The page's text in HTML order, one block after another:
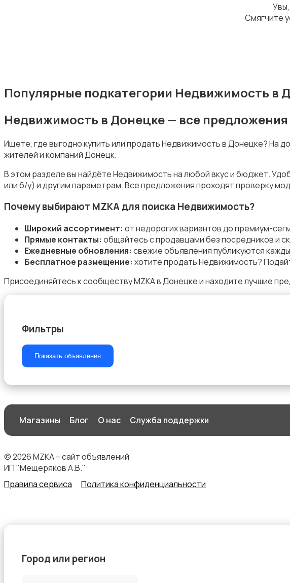
Аренда квартиры посуточно
Аренда комнаты посуточно
Аренда дома посуточно
Прочие строения
Продажа квартиры
Смягчите
Популярные подкатегории Недвижимость в
Недвижимость в Донецке — все предложения
Ищете, где выгодно купить или продать Недвижимость в Донецке? На
жителей и компаний Донецк.
В этом разделе вы найдёте Недвижимость на любой вкус и бюджет.
или б/у) и другим параметрам. Все предложения проходят проверку
Почему выбирают MZKA для поиска Недвижимость?
Широкий ассортимент: от недорогих вариантов до премиум-
Прямые контакты: общайтесь с продавцами без посредников и
Ежедневные обновления: свежие объявления публикуются
Бесплатное размещение: хотите продать Недвижимость?
Присоединяйтесь к сообществу MZKA в Донецке и находите лучшие
Фильтры
Показать объявления
Магазины Блог О нас Служба поддержки
© 2026 MZKA – сайт объявлений
ИП "Мещеряков А.В."
Правила сервиса
Политика конфиденциальности
Город или регион